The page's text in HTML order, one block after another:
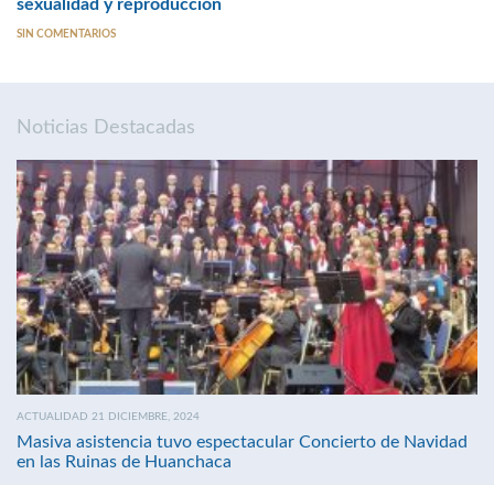
sexualidad y reproducción
SIN COMENTARIOS
Noticias Destacadas
ACTUALIDAD 21 DICIEMBRE, 2024
Masiva asistencia tuvo espectacular Concierto de Navidad
en las Ruinas de Huanchaca